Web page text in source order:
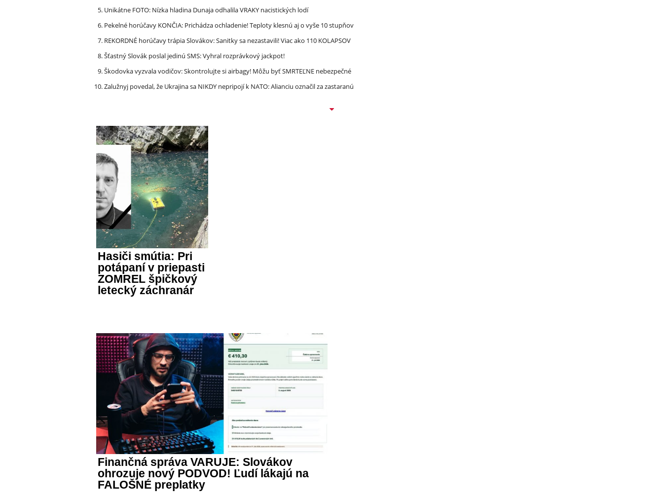
Unikátne FOTO: Nízka hladina Dunaja odhalila VRAKY nacistických lodí
Pekelné horúčavy KONČIA: Prichádza ochladenie! Teploty klesnú aj o vyše 10 stupňov
REKORDNÉ horúčavy trápia Slovákov: Sanitky sa nezastavili! Viac ako 110 KOLAPSOV
Šťastný Slovák poslal jedinú SMS: Vyhral rozprávkový jackpot!
Škodovka vyzvala vodičov: Skontrolujte si airbagy! Môžu byť SMRTEĽNE nebezpečné
Zalužnyj povedal, že Ukrajina sa NIKDY nepripojí k NATO: Alianciu označil za zastaranú
Hasiči smútia: Pri
potápaní v priepasti
ZOMREL špičkový
letecký záchranár
Finančná správa VARUJE: Slovákov
ohrozuje nový PODVOD! Ľudí lákajú na
FALOŠNÉ preplatky